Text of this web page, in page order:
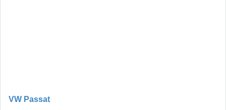
VW Passat